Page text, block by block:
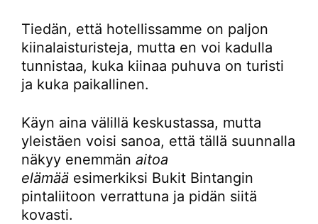
Tiedän, että hotellissamme on paljon
kiinalaisturisteja, mutta en voi kadulla
tunnistaa, kuka kiinaa puhuva on turisti
ja kuka paikallinen.
Käyn aina välillä keskustassa, mutta
yleistäen voisi sanoa, että tällä suunnalla
näkyy enemmän aitoa
elämää esimerkiksi Bukit Bintangin
pintaliitoon verrattuna ja pidän siitä
kovasti.